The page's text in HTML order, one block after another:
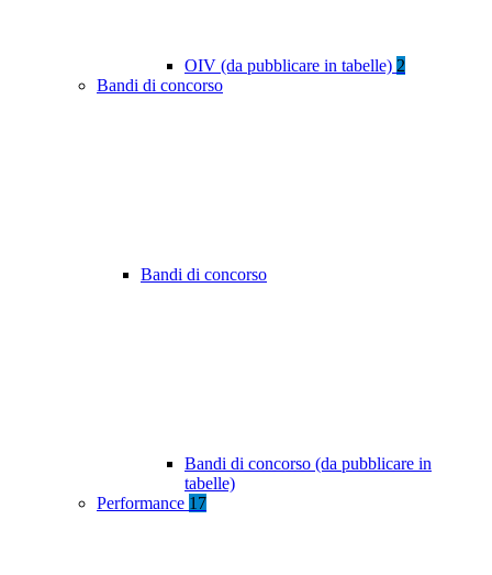
OIV (da pubblicare in tabelle) 2
Bandi di concorso
Bandi di concorso
Bandi di concorso (da pubblicare in
tabelle)
Performance 17